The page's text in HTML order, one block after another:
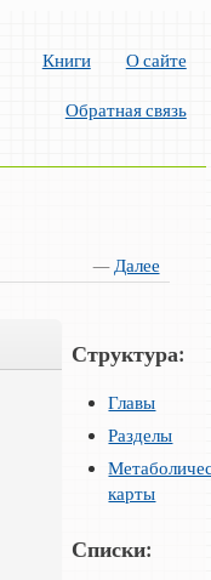
Книги О сайте
Обратная связь
—Далее
Структура:
Главы
Разделы
карты
Списки: